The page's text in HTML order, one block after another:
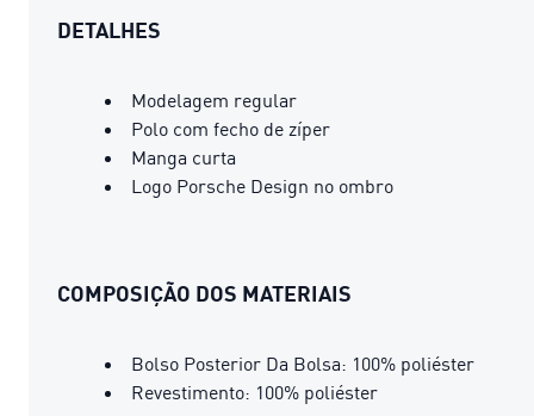
DETALHES
Modelagem regular
Polo com fecho de zíper
Manga curta
Logo Porsche Design no ombro
COMPOSIÇÃO DOS MATERIAIS
Bolso Posterior Da Bolsa: 100% poliéster
Revestimento: 100% poliéster